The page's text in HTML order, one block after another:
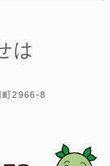
は
町2966-8